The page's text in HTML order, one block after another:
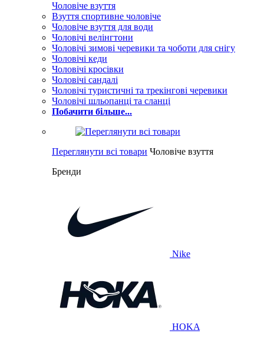
Чоловіче взуття
Взуття спортивне чоловіче
Чоловіче взуття для води
Чоловічі велінгтони
Чоловічі зимові черевики та чоботи для снігу
Чоловічі кеди
Чоловічі кросівки
Чоловічі сандалі
Чоловічі туристичні та трекінгові черевики
Чоловічі шльопанці та сланці
Побачити більше...
Переглянути всі товари Чоловіче взуття
Бренди
Nike
HOKA